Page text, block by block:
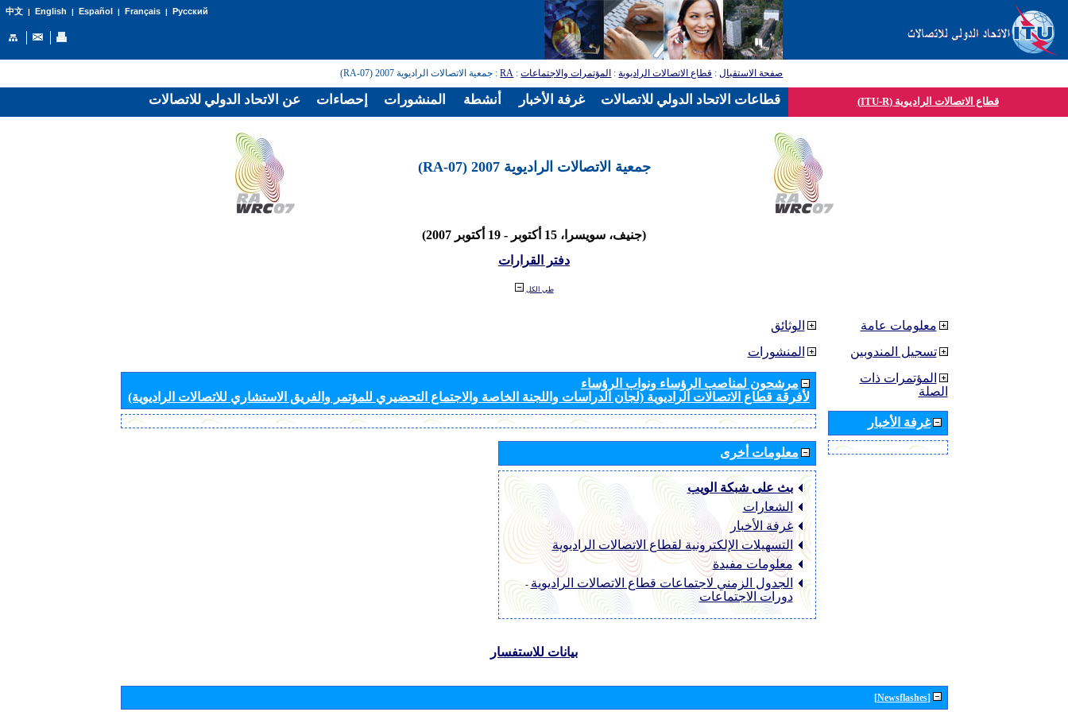
中文| English | Español | Français| Русский
صفحة الاستقبال: قطاع الاتصالات الراديوية: المؤتمرات والاجتماعات:
RA: جمعية الاتصالات الراديوية 2007 (RA-07)
قطاع الاتصالات الراديوية (ITU-R)
جمعية الاتصالات الراديوية 2007 (RA-07)
(جنيف، سويسرا، 15 أكتوبر - 19 أكتوبر 2007)
دفتر القرارات
طي الكل
الوثائق
المنشورات
مرشحون لمناصب الرؤساء ونواب الرؤساء
لأفرقة قطاع الاتصالات الراديوية (لجان الدراسات واللجنة الخاصة والاجتماع التحضيري للمؤتمر والفريق الاستشاري للاتصالات الراديوية)
معلومات أخرى
بث على شبكة الويب
الشعارات
غرفة الأخبار
التسهيلات الإلكترونية لقطاع الاتصالات الراديوية
معلومات مفيدة
الجدول الزمني لاجتماعات قطاع الاتصالات الراديوية -
دورات الاجتماعات
معلومات عامة
تسجيل المندوبين
المؤتمرات ذات
الصلة
غرفة الأخبار
بيانات للاستفسار
[Newsflashes]
عن الاتحاد الدولي للاتصالات إحصاءات المنشورات أنشطة غرفة الأخبار قطاعات الاتحاد الدولي للاتصالات